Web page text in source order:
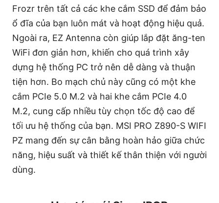
Frozr trên tất cả các khe cắm SSD để đảm bảo
ổ đĩa của bạn luôn mát và hoạt động hiệu quả.
Ngoài ra, EZ Antenna còn giúp lắp đặt ăng-ten
WiFi đơn giản hơn, khiến cho quá trình xây
dựng hệ thống PC trở nên dễ dàng và thuận
tiện hơn. Bo mạch chủ này cũng có một khe
cắm PCIe 5.0 M.2 và hai khe cắm PCIe 4.0
M.2, cung cấp nhiều tùy chọn tốc độ cao để
tối ưu hệ thống của bạn. MSI PRO Z890-S WIFI
PZ mang đến sự cân bằng hoàn hảo giữa chức
năng, hiệu suất và thiết kế thân thiện với người
dùng.